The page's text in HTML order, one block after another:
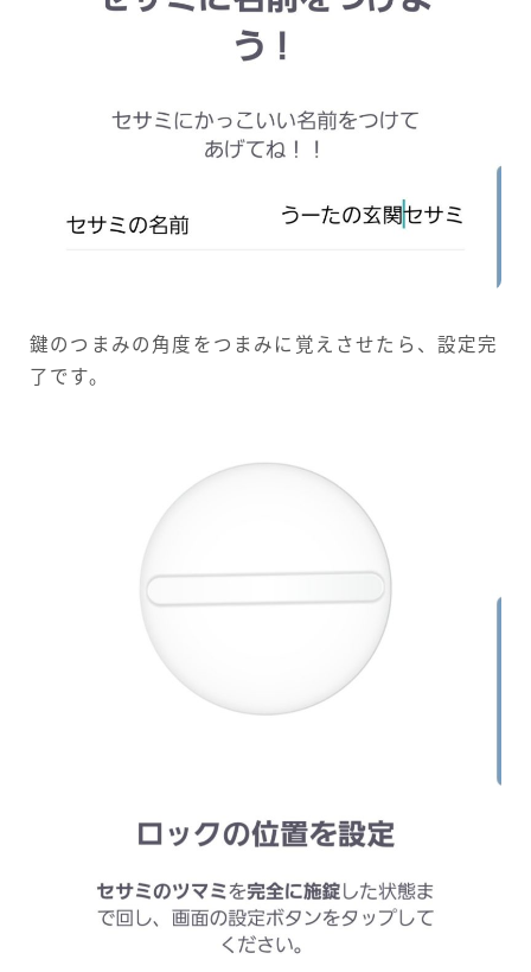
鍵のつまみの角度をつまみに覚えさせたら、設定完
了です。